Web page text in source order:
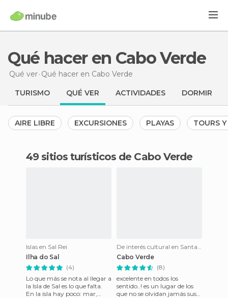
Qué hacer en Cabo Verde
Qué ver Qué hacer en Cabo Verde
TURISMO QUÉ VER ACTIVIDADES DORMIR
AIRE LIBRE EXCURSIONES PLAYAS TOURS
49 sitios turísticos de Cabo Verde
Islas en Sal Rei
Ilha do Sal
(4)
Lo que más se nota al llegar a
la Isla de Sal es lo que falta.
En la isla hay poco: mar,
De interés cultural en Santa Maria
Cabo Verde
(8)
excelente en todos los
sentido..! es un lugar de los
que no se olvidan jamás sus